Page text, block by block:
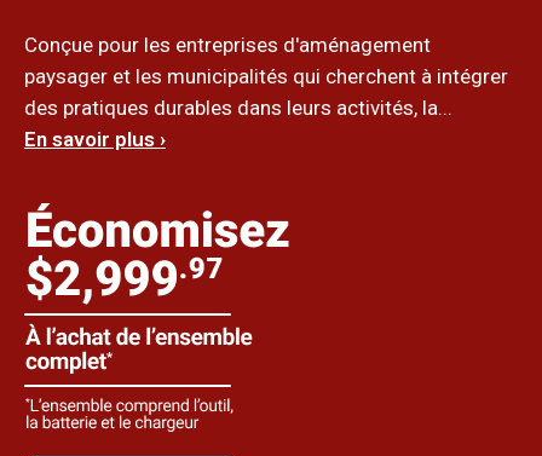
Conçue pour les entreprises d'aménagement
paysager et les municipalités qui cherchent à intégrer
des pratiques durables dans leurs activités, la...
En savoir plus ›